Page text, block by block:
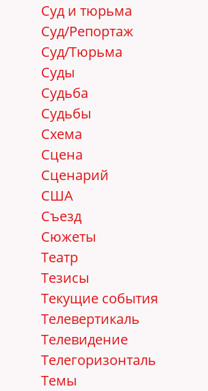
Суд и тюрьма
Суд/Репортаж
Суд/Тюрьма
Суды
Судьба
Судьбы
Схема
Сцена
Сценарий
США
Съезд
Сюжеты
Театр
Тезисы
Текущие события
Телевертикаль
Телевидение
Телегоризонталь
Темы